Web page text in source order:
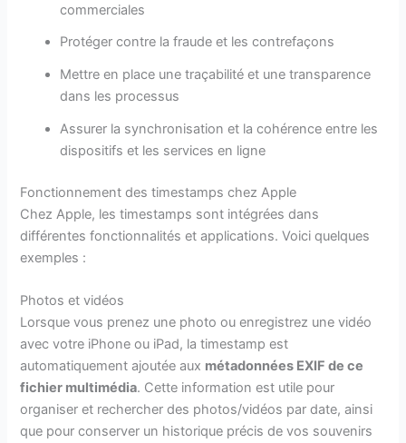
commerciales
Protéger contre la fraude et les contrefaçons
Mettre en place une traçabilité et une transparence
dans les processus
Assurer la synchronisation et la cohérence entre les
dispositifs et les services en ligne
Fonctionnement des timestamps chez Apple
Chez Apple, les timestamps sont intégrées dans
différentes fonctionnalités et applications. Voici quelques
exemples :
Photos et vidéos
Lorsque vous prenez une photo ou enregistrez une vidéo
avec votre iPhone ou iPad, la timestamp est
automatiquement ajoutée aux métadonnées EXIF de ce
fichier multimédia. Cette information est utile pour
organiser et rechercher des photos/vidéos par date, ainsi
que pour conserver un historique précis de vos souvenirs